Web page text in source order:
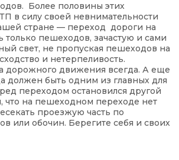
Более половины этих
в силу своей невнимательности
стране — переход дороги на
пешеходов, зачастую и сами
свет, не пропуская пешеходов на
и нетерпеливость.
дорожного движения всегда. А еще
должен быть одним из главных для
переходом остановился другой
что на пешеходном переходе нет
проезжую часть по
или обочин. Берегите себя и своих